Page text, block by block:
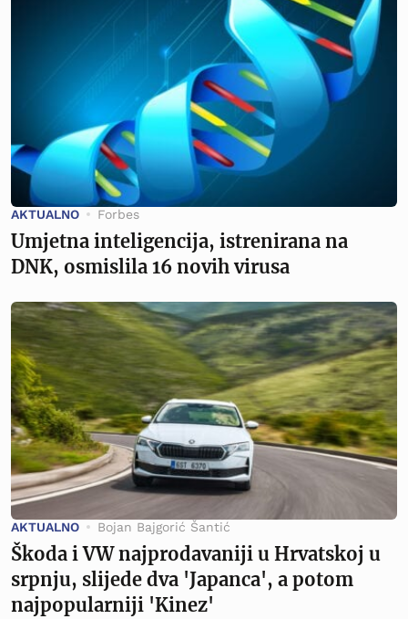
AKTUALNO Forbes
Umjetna inteligencija, istrenirana na
DNK, osmislila 16 novih virusa
AKTUALNO Bojan Bajgorić Šantić
Škoda i VW najprodavaniji u Hrvatskoj u
srpnju, slijede dva 'Japanca', a potom
najpopularniji 'Kinez'